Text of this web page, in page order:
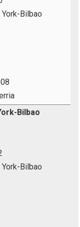
Bilbao
Bilbao
Bilbao